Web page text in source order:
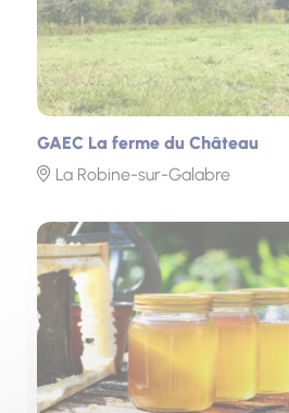
GAEC La ferme du Château
La Robine-sur-Galabre
Photo